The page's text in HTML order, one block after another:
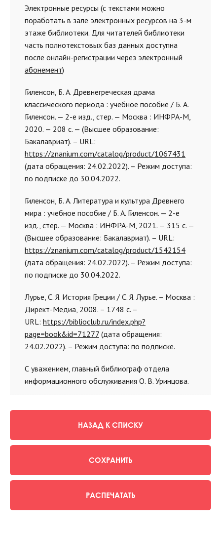
Электронные ресурсы (с текстами можно
поработать в зале электронных ресурсов на 3-м
этаже библиотеки. Для читателей библиотеки
часть полнотекстовых баз данных доступна
после онлайн-регистрации через электронный
абонемент)
Гиленсон, Б. А. Древнегреческая драма
классического периода : учебное пособие / Б. А.
Гиленсон. — 2-е изд., стер. — Москва : ИНФРА-М,
2020. — 208 с. — (Высшее образование:
Бакалавриат). – URL:
https://znanium.com/catalog/product/1067431
(дата обращения: 24.02.2022). – Режим доступа:
по подписке до 30.04.2022.
Гиленсон, Б. А. Литература и культура Древнего
мира : учебное пособие / Б. А. Гиленсон. — 2-е
изд., стер. — Москва : ИНФРА-М, 2021. — 315 с. —
(Высшее образование: Бакалавриат). – URL:
https://znanium.com/catalog/product/1542154
(дата обращения: 24.02.2022). – Режим доступа:
по подписке до 30.04.2022.
Лурье, С. Я. История Греции / С. Я. Лурье. – Москва :
Директ-Медиа, 2008. – 1748 с. –
URL: https://biblioclub.ru/index.php?
page=book&id=71277 (дата обращения:
24.02.2022). – Режим доступа: по подписке.
С уважением, главный библиограф отдела
информационного обслуживания О. В. Уринцова.
НАЗАД К СПИСКУ
СОХРАНИТЬ
РАСПЕЧАТАТЬ